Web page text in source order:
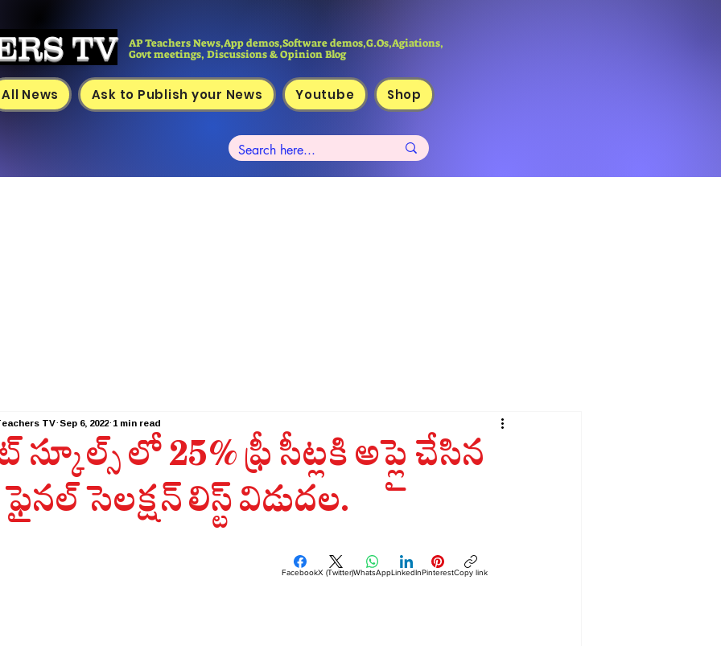
All News Ask to Publish your News Youtube Shop
TV
AP Teachers News,App demos,Software demos,G.Os,Agiations,
Govt meetings, Discussions & Opinion Blog
స్కూల్స్ లో 25% ఫ్రీ సీట్లకి అప్లై చేసిన
సెలక్షన్ లిస్ట్ విడుదల.
TV Sep 6, 2022 1 min read
FacebookX (Twitter)WhatsAppLinkedInPinterestCopy link